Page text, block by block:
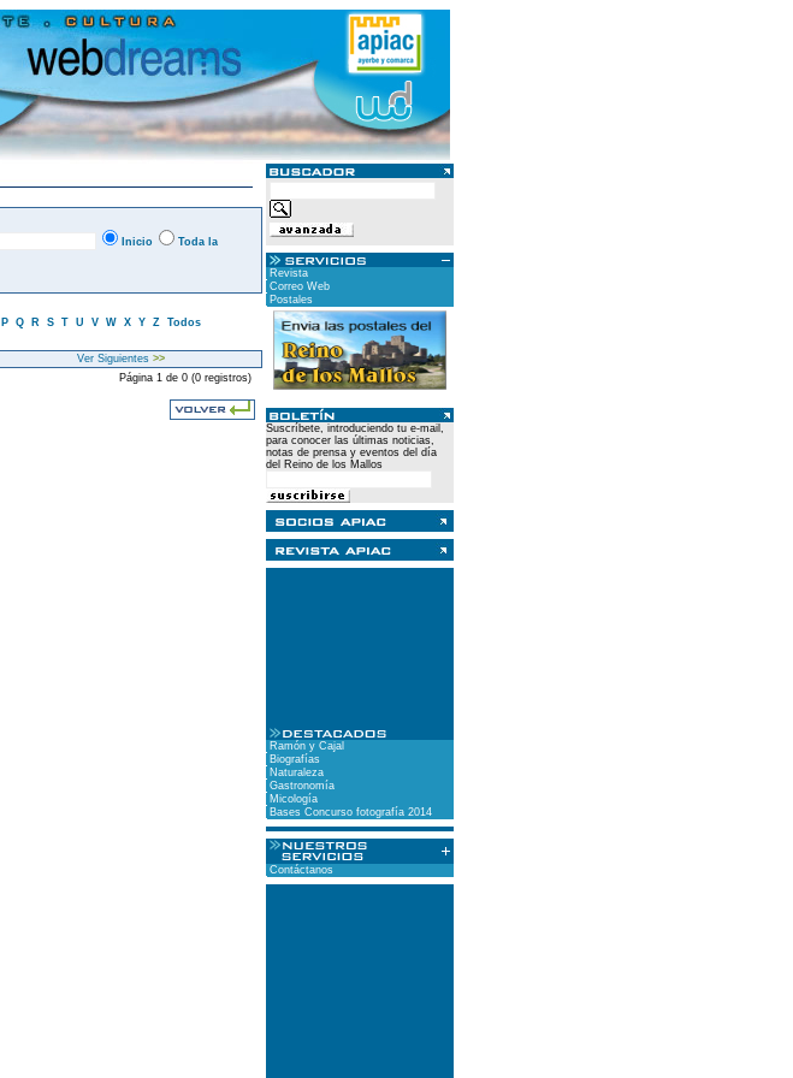
Inicio
Toda la
P Q R S T U V W X Y Z Todos
Ver Siguientes >>
Página 1 de 0 (0 registros)
Revista
Correo Web
Postales
Suscríbete, introduciendo tu e-mail,
para conocer las últimas noticias,
notas de prensa y eventos del día
del Reino de los Mallos
Ramón y Cajal
Biografías
Naturaleza
Gastronomía
Micología
Bases Concurso fotografía 2014
Contáctanos